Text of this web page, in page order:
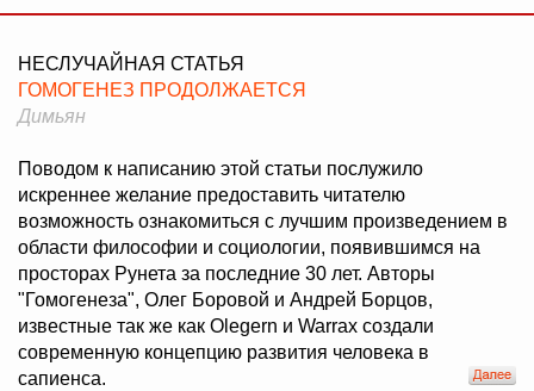
НЕСЛУЧАЙНАЯ СТАТЬЯ
ГОМОГЕНЕЗ ПРОДОЛЖАЕТСЯ
Димьян
Поводом к написанию этой статьи послужило
искреннее желание предоставить читателю
возможность ознакомиться с лучшим произведением в
области философии и социологии, появившимся на
просторах Рунета за последние 30 лет. Авторы
"Гомогенеза", Олег Боровой и Андрей Борцов,
известные так же как Olegern и Warrax создали
современную концепцию развития человека в
сапиенса.